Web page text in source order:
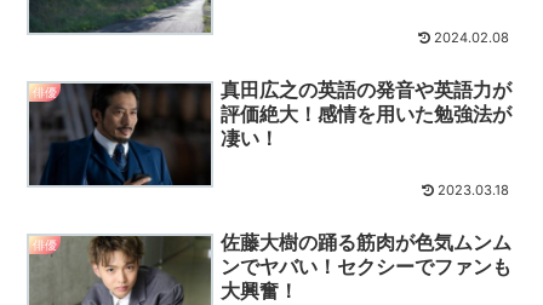
2024.02.08
俳優
真田広之の英語の発音や英語力が
評価絶大！感情を用いた勉強法が
凄い！
2023.03.18
俳優
佐藤大樹の踊る筋肉が色気ムンム
ンでヤバい！セクシーでファンも
大興奮！